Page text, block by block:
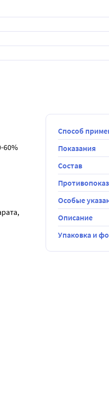
органы человека и в
(пальцы оставьте
Аналогично бинт
и другие.
60%
мышцы.
и
Способ
Показания
Состав
Особые
Описание
Упаковка и